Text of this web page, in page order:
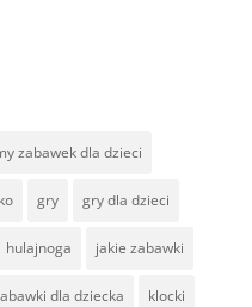
zabawek dla dzieci
gry gry dla dzieci
hulajnoga jakie zabawki
dla dziecka klocki